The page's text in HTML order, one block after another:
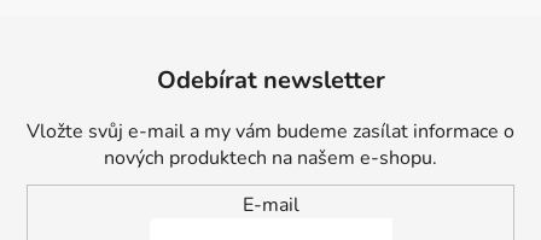
Odebírat newsletter
Vložte svůj e-mail a my vám budeme zasílat informace o
nových produktech na našem e-shopu.
E-mail